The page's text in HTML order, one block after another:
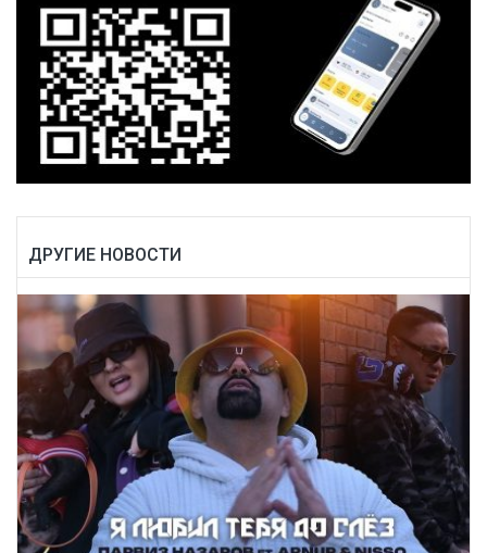
ДРУГИЕ НОВОСТИ